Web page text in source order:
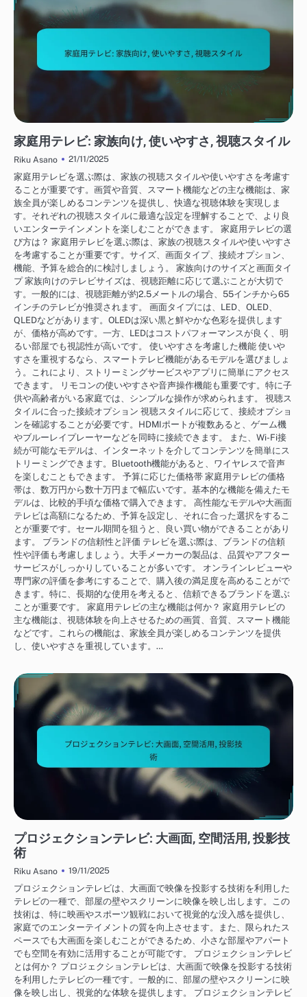
家庭用テレビ: 家族向け, 使いやすさ, 視聴スタイル
Riku Asano
21/11/2025
家庭用テレビを選ぶ際は、家族の視聴スタイルや使いやすさを考慮す
ることが重要です。画質や音質、スマート機能などの主な機能は、家
族全員が楽しめるコンテンツを提供し、快適な視聴体験を実現しま
す。それぞれの視聴スタイルに最適な設定を理解することで、より良
いエンターテインメントを楽しむことができます。 家庭用テレビの選
び方は？ 家庭用テレビを選ぶ際は、家族の視聴スタイルや使いやすさ
を考慮することが重要です。サイズ、画面タイプ、接続オプション、
機能、予算を総合的に検討しましょう。 家族向けのサイズと画面タイ
プ 家族向けのテレビサイズは、視聴距離に応じて選ぶことが大切で
す。一般的には、視聴距離が約2.5メートルの場合、55インチから65
インチのテレビが推奨されます。 画面タイプには、LED、OLED、
QLEDなどがあります。OLEDは深い黒と鮮やかな色彩を提供します
が、価格が高めです。一方、LEDはコストパフォーマンスが良く、明
るい部屋でも視認性が高いです。 使いやすさを考慮した機能 使いや
すさを重視するなら、スマートテレビ機能があるモデルを選びましょ
う。これにより、ストリーミングサービスやアプリに簡単にアクセス
できます。 リモコンの使いやすさや音声操作機能も重要です。特に子
供や高齢者がいる家庭では、シンプルな操作が求められます。 視聴ス
タイルに合った接続オプション 視聴スタイルに応じて、接続オプショ
ンを確認することが必要です。HDMIポートが複数あると、ゲーム機
やブルーレイプレーヤーなどを同時に接続できます。 また、Wi-Fi接
続が可能なモデルは、インターネットを介してコンテンツを簡単にス
トリーミングできます。Bluetooth機能があると、ワイヤレスで音声
を楽しむこともできます。 予算に応じた価格帯 家庭用テレビの価格
帯は、数万円から数十万円まで幅広いです。基本的な機能を備えたモ
デルは、比較的手頃な価格で購入できます。 高性能なモデルや大画面
テレビは高額になるため、予算を設定し、それに合った選択をするこ
とが重要です。セール期間を狙うと、良い買い物ができることがあり
ます。 ブランドの信頼性と評価 テレビを選ぶ際は、ブランドの信頼
性や評価も考慮しましょう。大手メーカーの製品は、品質やアフター
サービスがしっかりしていることが多いです。 オンラインレビューや
専門家の評価を参考にすることで、購入後の満足度を高めることがで
きます。特に、長期的な使用を考えると、信頼できるブランドを選ぶ
ことが重要です。 家庭用テレビの主な機能は何か？ 家庭用テレビの
主な機能は、視聴体験を向上させるための画質、音質、スマート機能
などです。これらの機能は、家族全員が楽しめるコンテンツを提供
し、使いやすさを重視しています。…
プロジェクションテレビ: 大画面, 空間活用, 投影技
術
Riku Asano
19/11/2025
プロジェクションテレビは、大画面で映像を投影する技術を利用した
テレビの一種で、部屋の壁やスクリーンに映像を映し出します。この
技術は、特に映画やスポーツ観戦において視覚的な没入感を提供し、
家庭でのエンターテイメントの質を向上させます。また、限られたス
ペースでも大画面を楽しむことができるため、小さな部屋やアパート
でも空間を有効に活用することが可能です。 プロジェクションテレビ
とは何か？ プロジェクションテレビは、大画面で映像を投影する技術
を利用したテレビの一種です。一般的に、部屋の壁やスクリーンに映
像を映し出し、視覚的な体験を提供します。 プロジェクションテレビ